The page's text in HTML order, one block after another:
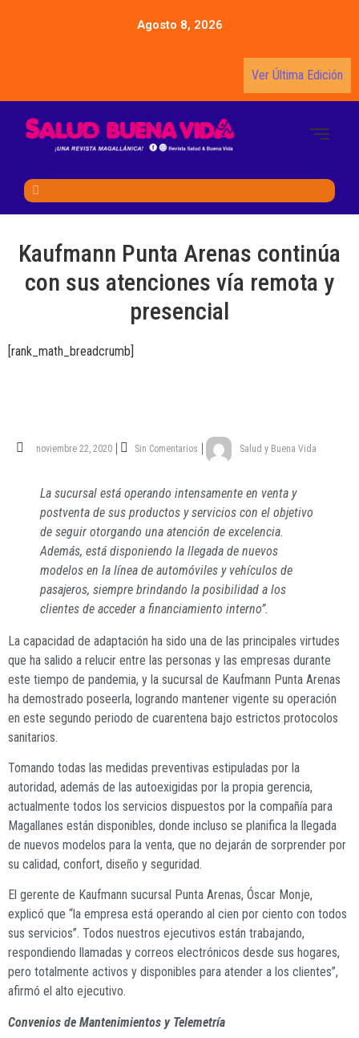
Agosto 8, 2026
Ver Última Edición
Kaufmann Punta Arenas continúa
con sus atenciones vía remota y
presencial
[rank_math_breadcrumb]
noviembre 22, 2020 Sin Comentarios Salud y Buena Vida
La sucursal está operando intensamente en venta y
postventa de sus productos y servicios con el objetivo
de seguir otorgando una atención de excelencia.
Además, está disponiendo la llegada de nuevos
modelos en la línea de automóviles y vehículos de
pasajeros, siempre brindando la posibilidad a los
clientes de acceder a financiamiento interno”.
La capacidad de adaptación ha sido una de las principales virtudes
que ha salido a relucir entre las personas y las empresas durante
este tiempo de pandemia, y la sucursal de Kaufmann Punta Arenas
ha demostrado poseerla, logrando mantener vigente su operación
en este segundo periodo de cuarentena bajo estrictos protocolos
sanitarios.
Tomando todas las medidas preventivas estipuladas por la
autoridad, además de las autoexigidas por la propia gerencia,
actualmente todos los servicios dispuestos por la compañía para
Magallanes están disponibles, donde incluso se planifica la llegada
de nuevos modelos para la venta, que no dejarán de sorprender por
su calidad, confort, diseño y seguridad.
El gerente de Kaufmann sucursal Punta Arenas, Óscar Monje,
explicó que “la empresa está operando al cien por ciento con todos
sus servicios”. Todos nuestros ejecutivos están trabajando,
respondiendo llamadas y correos electrónicos desde sus hogares,
pero totalmente activos y disponibles para atender a los clientes”,
afirmó el alto ejecutivo.
Convenios de Mantenimientos y Telemetría